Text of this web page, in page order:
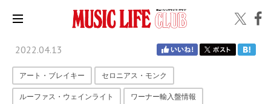
2022.04.13
アート・ブレイキー セロニアス・モンク
ルーファス・ウェインライト ワーナー輸入盤情報